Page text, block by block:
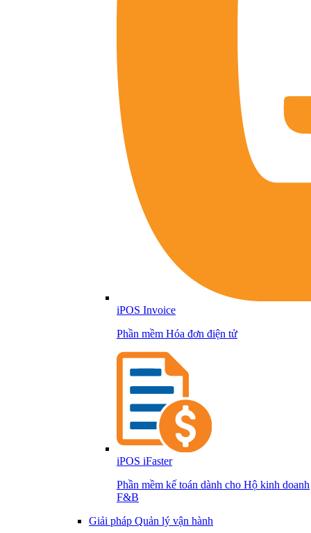
iPOS Invoice
Phần mềm Hóa đơn điện tử
iPOS iFaster
Phần mềm kế toán dành cho Hộ kinh doanh
F&B
Giải pháp Quản lý vận hành